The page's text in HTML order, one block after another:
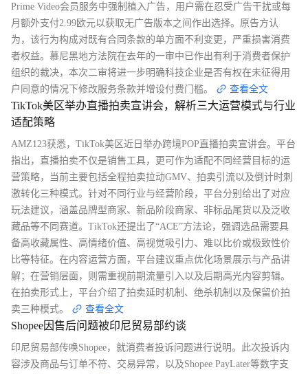
Prime Video会员服务中强制植入广告，用户需在忍受广告干扰或每
月额外支付2.99欧元以获取无广告版本之间作出选择。原告方认
为，该行为构成对既有合同条款的单方面不利变更，严重损害消费
者权益。慕尼黑地方法院在去年的一审中已作出有利于消费者保护
组织的裁决，本次二审将进一步明确科技企业是否有权在未征得用
户同意的情况下修改服务条款并增设付费门槛。
查看全文
TikTok美区举办直播拍卖宣讲会，解析三大运营模式与行业
适配策略
AMZ123获悉，TikTok美区近日举办跨境POP直播拍卖宣讲会。平台
指出，直播拍卖不仅是销售工具，更可作为适配不同经营目标的运
营策略，当前主要包括全程拍卖拉动GMV、拍卖引流以及倒计时刺
激转化三种模式。针对不同行业与经营阶段，平台分别给出了对应
玩法建议，涵盖品牌型商家、新品阶段商家、非标品尾货以及泛收
藏品等不同赛道。TikTok还提出了“ACE”方法论，强调选品需要具
备高收藏属性、高情绪价值、高视觉吸引力、难以比价或极致性价
比等特征。在内容运营方面，平台建议重点优化场景展示与产品讲
解；在营销层面，则需重视前期流量引入以及后期高光内容剪辑。
在拍卖形式上，平台介绍了拍卖延时机制、绝杀机制以及保留价拍
卖三种模式。
查看全文
Shopee因售后问题被印尼贸易部约谈
印尼贸易部传唤Shopee，就消费者投诉问题进行说明。此次投诉内
容涉及商品与订单不符、交易异常，以及Shopee PayLater等数字支